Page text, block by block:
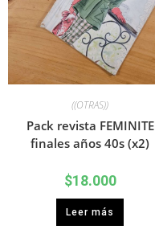
((OTRAS))
Pack revista FEMINITE
finales años 40s (x2)
$18.000
Leer más